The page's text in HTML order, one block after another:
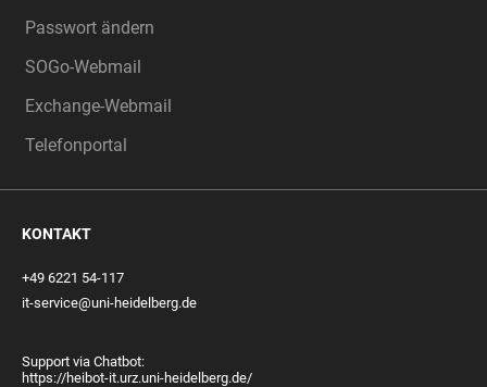
Passwort ändern
SOGo-Webmail
Exchange-Webmail
Telefonportal
KONTAKT
+49 6221 54-117
it-service@uni-heidelberg.de
Support via Chatbot:
https://heibot-it.urz.uni-heidelberg.de/